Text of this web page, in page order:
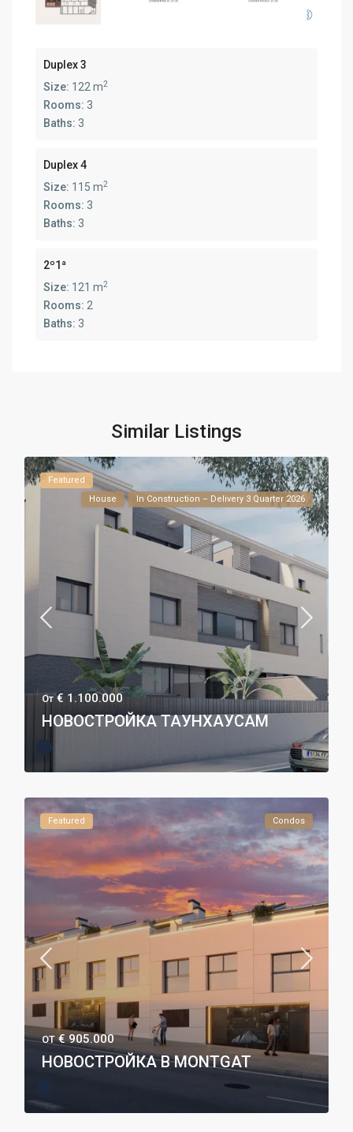
Duplex 3
Size: 122 m2
Rooms: 3
Baths: 3
Duplex 4
Size: 115 m2
Rooms: 3
Baths: 3
2º1ª
Size: 121 m2
Rooms: 2
Baths: 3
Similar Listings
Featured
House
In Construction – Delivery 3 Quarter 2026
От€ 1.100.000
НОВОСТРОЙКА ТАУНХАУСАМ
Featured Condos
ОТ€ 905.000
НОВОСТРОЙКА В MONTGAT